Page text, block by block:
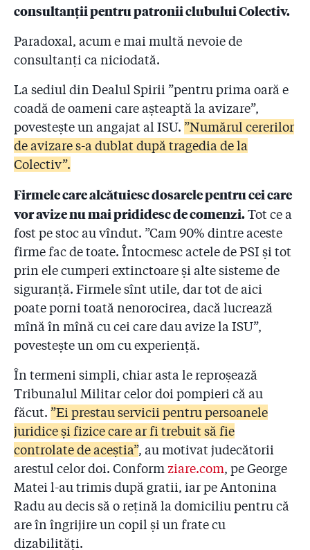
2.11
Pentru ce firmă le ceruseră pompierii bani patronilor
de la ”Colectiv”?
2.12
Coloneii care-i conduc pe pompieri refuză să facă
public Raportul de control al sponsorizărilor! Reacția
premierului Cioloș
2.13
#COLECTIV: Șefii IGSU își bat joc de cetățeni și de
promisiunea de transparență a premierului Cioloș
2.14
Ați mințit! Pompierii știau de clubul Colectiv cu cinci
săptămîni înainte de incendiu! Pus în fața unui fax al
2.15
”Dacă voia, oricine putea șterge Colectiv din softul
ISU!” Cine va plăti 50 de milioane de euro
despăgubiri?
2.16
7 mărturii favorabile lui Raed Arafat. Dar ce s-a
întîmplat la ISU?!
2.17
Ședință cu strigăte la ISU: ”De ce Arafat nu e aici,
printre noi? De ce nu demisionează și Arafat?!”
2.18
consultanță PSI. Patronul: ”Cînd era la ISU, George
mi-a dat sfaturi pe prietenie, nu pe bani”
2.19
Cifre oficiale de la ISU: "Din 24 de sponsori, în trei
ani, 4 au fost amendați cu cîteva sute de lei”. Și e
doar un eșantion
2.20
Pompier demis: ”Șefii de la IGSU să-și asume eșecul
cras de prevenire care a dus la Colectiv!”
2.21
Kovesi cere redeschiderea dosarului sponsorizărilor
primite de pompieri, cel pe care DNA l-a clasat de
consultanții pentru patronii clubului Colectiv.
Paradoxal, acum e mai multă nevoie de
consultanți ca niciodată.
La sediul din Dealul Spirii ”pentru prima oară e
coadă de oameni care așteaptă la avizare”,
povestește un angajat al ISU. ”Numărul cererilor
de avizare s-a dublat după tragedia de la
Colectiv”.
Firmele care alcătuiesc dosarele pentru cei care
vor avize nu mai prididesc de comenzi.Tot ce a
fost pe stoc au vîndut. ”Cam 90% dintre aceste
firme fac de toate. Întocmesc actele de PSI și tot
prin ele cumperi extinctoare și alte sisteme de
siguranță. Firmele sînt utile, dar tot de aici
poate porni toată nenorocirea, dacă lucrează
mînă în mînă cu cei care dau avize la ISU”,
povestește un om cu experiență.
În termeni simpli, chiar asta le reproșează
Tribunalul Militar celor doi pompieri că au
făcut. ”Ei prestau servicii pentru persoanele
juridice şi fizice care ar fi trebuit să fie
controlate de aceștia”, au motivat judecătorii
arestul celor doi. Conform ziare.com, pe George
Matei l-au trimis după gratii, iar pe Antonina
Radu au decis să o rețină la domiciliu pentru că
are în îngrijire un copil și un frate cu
dizabilități.